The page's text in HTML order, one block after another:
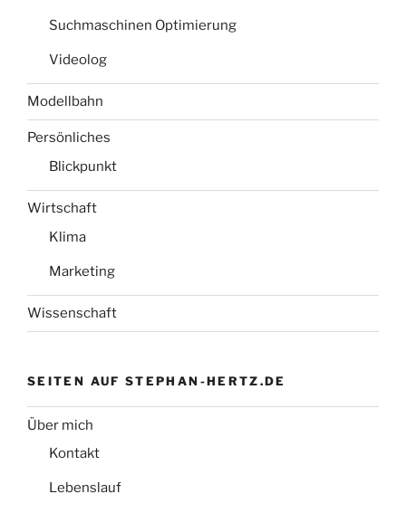
Suchmaschinen Optimierung
Videolog
Modellbahn
Persönliches
Blickpunkt
Wirtschaft
Klima
Marketing
Wissenschaft
SEITEN AUF STEPHAN-HERTZ.DE
Über mich
Kontakt
Lebenslauf